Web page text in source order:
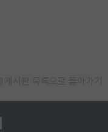
게시판 목록으로 돌아가기